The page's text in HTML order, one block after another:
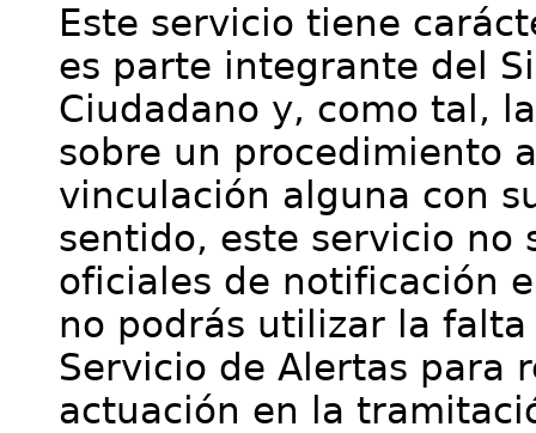
Este servicio tiene
es parte integrante del
Ciudadano y, como tal,
sobre un procedimiento
vinculación alguna con
sentido, este servicio no
oficiales de notificación
no podrás utilizar la
Servicio de Alertas para
actuación en la